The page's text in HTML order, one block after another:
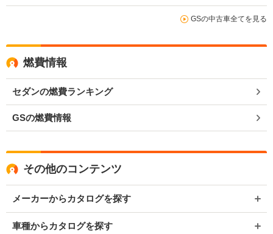
GSの中古車全てを見る
燃費情報
セダンの燃費ランキング
GSの燃費情報
その他のコンテンツ
メーカーからカタログを探す
車種からカタログを探す